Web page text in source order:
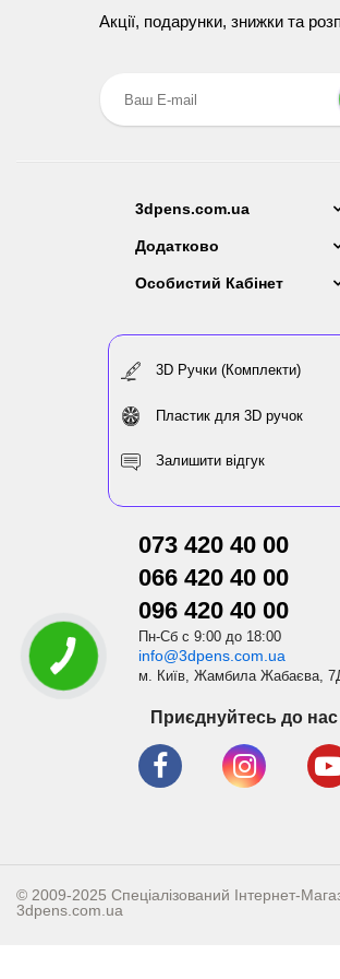
Акції, подарунки, знижки та
3dpens.com.ua
Додатково
Особистий Кабінет
3D Ручки (Комплекти)
Пластик для 3D ручок
Залишити відгук
073 420 40 00
066 420 40 00
096 420 40 00
Пн-Сб с 9:00 до 18:00
info@3dpens.com.ua
м. Київ, Жамбила Жабаєва,
Приєднуйтесь до нас
© 2009-2025 Спеціалізований Інтернет-
3dpens.com.ua